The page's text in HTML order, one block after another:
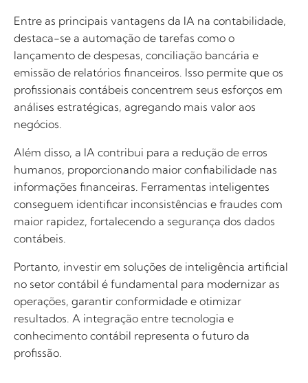
Entre as principais vantagens da IA na contabilidade,
destaca-se a automação de tarefas como o
lançamento de despesas, conciliação bancária e
emissão de relatórios financeiros. Isso permite que os
profissionais contábeis concentrem seus esforços em
análises estratégicas, agregando mais valor aos
negócios.
Além disso, a IA contribui para a redução de erros
humanos, proporcionando maior confiabilidade nas
informações financeiras. Ferramentas inteligentes
conseguem identificar inconsistências e fraudes com
maior rapidez, fortalecendo a segurança dos dados
contábeis.
Portanto, investir em soluções de inteligência artificial
no setor contábil é fundamental para modernizar as
operações, garantir conformidade e otimizar
resultados. A integração entre tecnologia e
conhecimento contábil representa o futuro da
profissão.